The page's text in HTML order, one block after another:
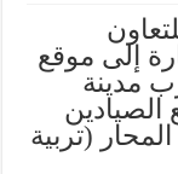
إلى موقع
مدينة
الصيادين
(تربية